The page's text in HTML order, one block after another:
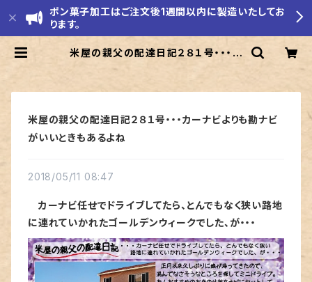
ポン菓子加工はご注文後1週間以内に製造いたしてお
ります。
米屋の親父の配達日記２８１号・・・カ
米屋の親父の配達日記２８１号・・・カーナビよりも勘ナビ
がいいときもあるよね
2018/05/11 08:47
カーナビ任せでドライブしてたら、とんでもなく狭い路地
に連れていかれたゴールデンウィークでした、が・・・